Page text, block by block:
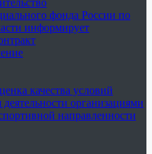
фонда России по
информирует
качества условий
организациями
направленности